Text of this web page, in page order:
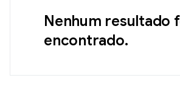
Nenhum resultado
encontrado.